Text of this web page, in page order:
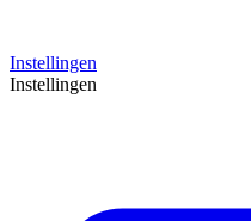
Instellingen
Instellingen